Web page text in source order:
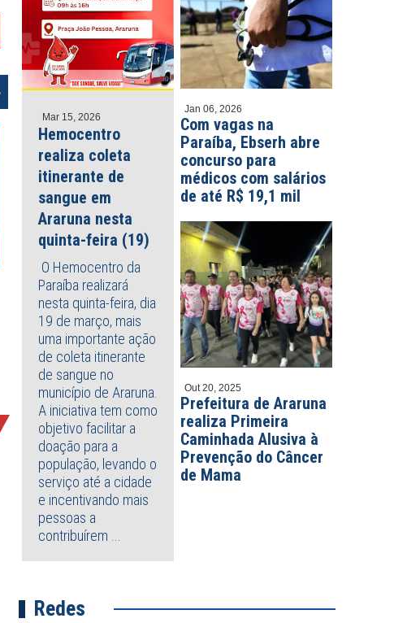
Agosto 04, 2026
Secretaria de Educação de
Araruna promove visita
pedagógica ao Parque Estadual
Pedra da Boca com cursistas do
Pro-LEEI
Agosto 03, 2026
Paraíba tem mais de 270
abertas em três concursos
salários que passam de R$ 7
Mar 15, 2026
Hemocentro
realiza coleta
itinerante de
sangue em
Araruna nesta
quinta-feira (19)
O Hemocentro da
Paraíba realizará
nesta quinta-feira, dia
19 de março, mais
uma importante ação
de coleta itinerante
de sangue no
município de Araruna.
A iniciativa tem como
objetivo facilitar a
doação para a
população, levando o
serviço até a cidade
e incentivando mais
pessoas a
contribuírem ...
Jan 06, 2026
Com vagas na
Paraíba, Ebserh abre
concurso para
médicos com salários
de até R$ 19,1 mil
Out 20, 2025
Prefeitura de Araruna
realiza Primeira
Caminhada Alusiva à
Prevenção do Câncer
de Mama
Redes